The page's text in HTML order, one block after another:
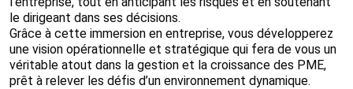
le dirigeant dans ses décisions.
Grâce à cette immersion en entreprise, vous développerez
une vision opérationnelle et stratégique qui fera de vous un
véritable atout dans la gestion et la croissance des PME,
prêt à relever les défis d’un environnement dynamique.